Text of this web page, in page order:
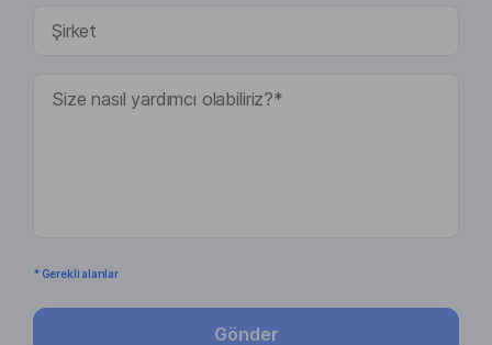
* Gerekli alanlar
Gönder